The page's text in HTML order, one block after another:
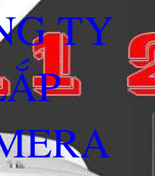
TY